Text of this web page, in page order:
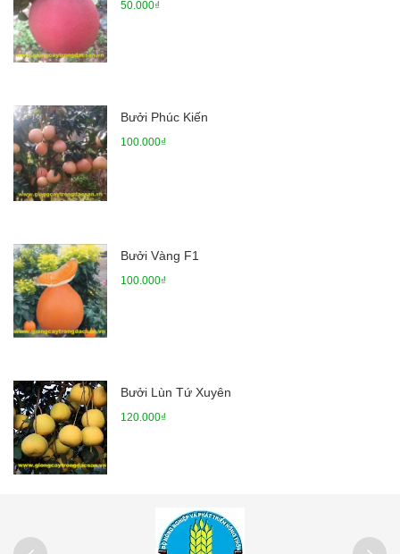
50.000₫
Bưởi Phúc Kiến
100.000₫
Bưởi Vàng F1
100.000₫
Bưởi Lùn Tứ Xuyên
120.000₫